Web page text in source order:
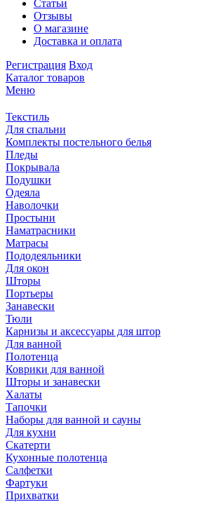
Статьи
Отзывы
О магазине
Доставка и оплата
Регистрация Вход
Каталог товаров
Меню
Текстиль
Для спальни
Комплекты постельного белья
Пледы
Покрывала
Подушки
Одеяла
Наволочки
Простыни
Наматрасники
Матрасы
Пододеяльники
Для окон
Шторы
Портьеры
Занавески
Тюли
Карнизы и аксессуары для штор
Для ванной
Полотенца
Коврики для ванной
Шторы и занавески
Халаты
Тапочки
Наборы для ванной и сауны
Для кухни
Скатерти
Кухонные полотенца
Салфетки
Фартуки
Прихватки